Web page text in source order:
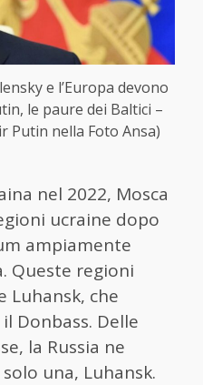
e l’Europa devono
le paure dei Baltici –
Putin nella Foto Ansa)
nel 2022, Mosca
ucraine dopo
ampiamente
Queste regioni
Luhansk, che
Donbass. Delle
la Russia ne
una, Luhansk.